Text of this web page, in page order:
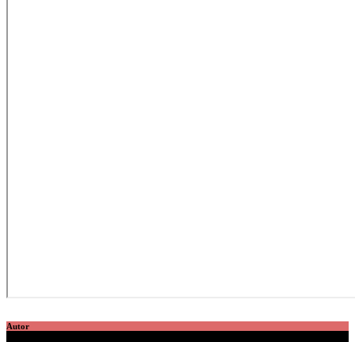
Autor